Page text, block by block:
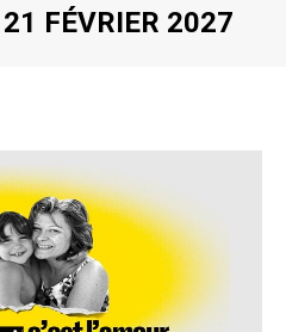
FÉVRIER 2027